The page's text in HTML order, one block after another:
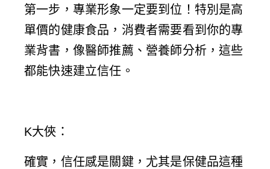
第一步，專業形象一定要到位！特別是高
單價的健康食品，消費者需要看到你的專
業背書，像醫師推薦、營養師分析，這些
都能快速建立信任。
K大俠 ：
確實，信任感是關鍵，尤其是保健品這種